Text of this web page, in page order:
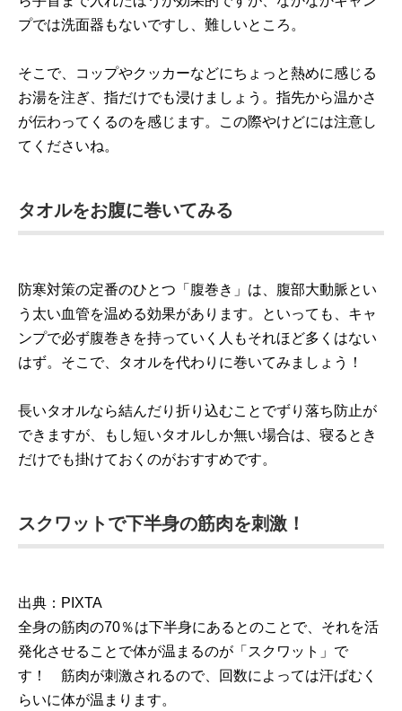
プでは洗面器もないですし、難しいところ。
そこで、コップやクッカーなどにちょっと熱めに感じる
お湯を注ぎ、指だけでも浸けましょう。指先から温かさ
が伝わってくるのを感じます。この際やけどには注意し
てくださいね。
タオルをお腹に巻いてみる
防寒対策の定番のひとつ「腹巻き」は、腹部大動脈とい
う太い血管を温める効果があります。といっても、キャ
ンプで必ず腹巻きを持っていく人もそれほど多くはない
はず。そこで、タオルを代わりに巻いてみましょう！
長いタオルなら結んだり折り込むことでずり落ち防止が
できますが、もし短いタオルしか無い場合は、寝るとき
だけでも掛けておくのがおすすめです。
スクワットで下半身の筋肉を刺激！
出典：PIXTA
全身の筋肉の70％は下半身にあるとのことで、それを活
発化させることで体が温まるのが「スクワット」で
す！ 筋肉が刺激されるので、回数によっては汗ばむく
らいに体が温まります。